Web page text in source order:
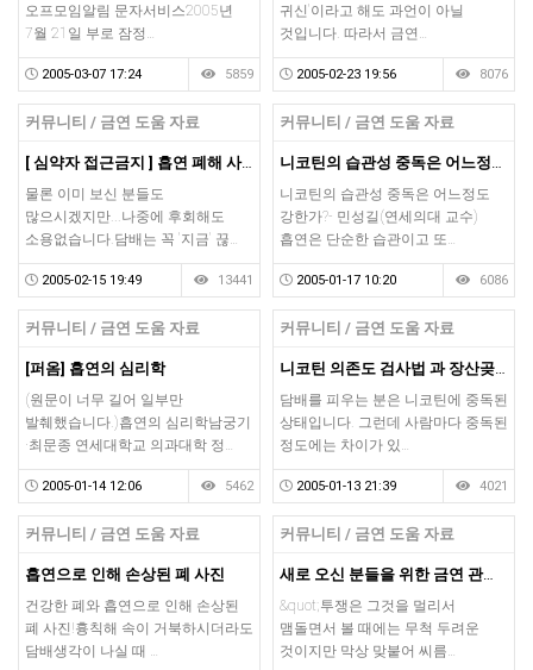
오프모임알림 문자서비스2005년
7월 21일 부로 잠정…
2005-03-07 17:24 5859
귀신'이라고 해도 과언이 아닐
것입니다. 따라서 금연…
2005-02-23 19:56 8076
커뮤니티 / 금연 도움 자료
[ 심약자 접근금지 ] 흡연 폐해 사진 모음
물론 이미 보신 분들도
많으시겠지만...나중에 후회해도
소용없습니다.담배는 꼭 '지금' 끊…
2005-02-15 19:49 13441
커뮤니티 / 금연 도움 자료
니코틴의 습관성 중독은 어느정도 강한가?
니코틴의 습관성 중독은 어느정도
강한가?- 민성길(연세의대 교수)
흡연은 단순한 습관이고 또…
2005-01-17 10:20 6086
커뮤니티 / 금연 도움 자료
[퍼옴] 흡연의 심리학
(원문이 너무 길어 일부만
발췌했습니다.)흡연의 심리학남궁기
·최문종 연세대학교 의과대학 정…
2005-01-14 12:06 5462
커뮤니티 / 금연 도움 자료
니코틴 의존도 검사법 과 장산곶매식 금연처방^^
담배를 피우는 분은 니코틴에 중독된
상태입니다. 그런데 사람마다 중독된
정도에는 차이가 있…
2005-01-13 21:39 4021
커뮤니티 / 금연 도움 자료
흡연으로 인해 손상된 폐 사진
건강한 폐와 흡연으로 인해 손상된
폐 사진!흉칙해 속이 거북하시더라도
담배생각이 나실 때 …
커뮤니티 / 금연 도움 자료
새로 오신 분들을 위한 금연 관련글 모음
&quot;투쟁은 그것을 멀리서
맴돌면서 볼 때에는 무척 두려운
것이지만 막상 맞붙어 씨름…